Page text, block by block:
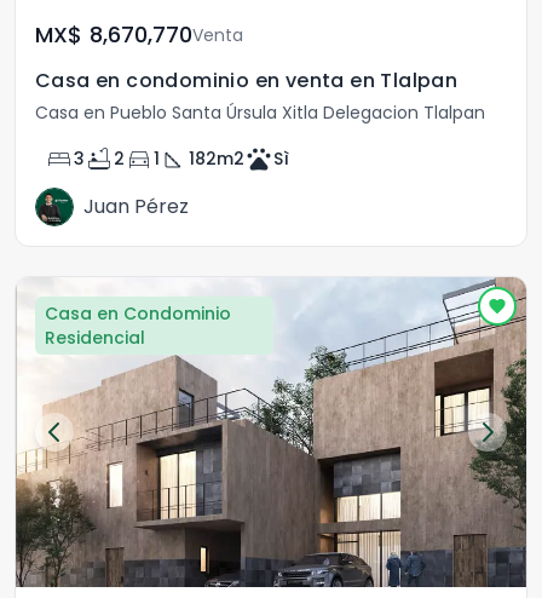
MX$	8,670,770Venta
Casa en condominio en venta en Tlalpan
Casa en Pueblo Santa Úrsula Xitla Delegacion Tlalpan
bed3 bathtub 2 directions_car 1 square_foot 182m2petsSì
Juan Pérez
Casa en Condominio
Residencial